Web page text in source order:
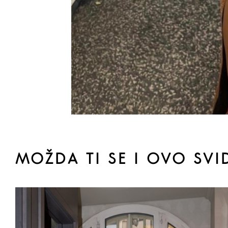
MOŽDA TI SE I OVO